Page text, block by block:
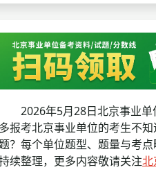
分数线
资格复审
面试补录
历年真题
公务员课程
国企/
年5月28日北京事业单
报考北京事业单位的考生不
？每个单位题型、题量与考点
续整理，更多内容敬请关注北